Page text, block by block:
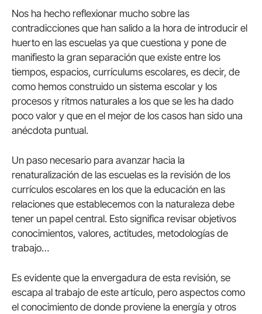
Nos ha hecho reflexionar mucho sobre las
contradicciones que han salido a la hora de introducir el
huerto en las escuelas ya que cuestiona y pone de
manifiesto la gran separación que existe entre los
tiempos, espacios, currículums escolares, es decir, de
como hemos construido un sistema escolar y los
procesos y ritmos naturales a los que se les ha dado
poco valor y que en el mejor de los casos han sido una
anécdota puntual.
Un paso necesario para avanzar hacia la
renaturalización de las escuelas es la revisión de los
currículos escolares en los que la educación en las
relaciones que establecemos con la naturaleza debe
tener un papel central. Esto significa revisar objetivos
conocimientos, valores, actitudes, metodologías de
trabajo…
Es evidente que la envergadura de esta revisión, se
escapa al trabajo de este artículo, pero aspectos como
el conocimiento de donde proviene la energía y otros